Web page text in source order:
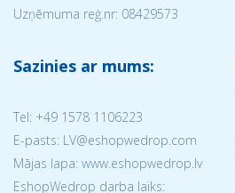
Uzņēmuma reģ.nr: 08429573
Sazinies ar mums:
Tel: +49 1578 1106223
E-pasts: LV@eshopwedrop.com
Mājas lapa: www.eshopwedrop.lv
EshopWedrop darba laiks: